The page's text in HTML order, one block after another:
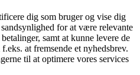
dig som bruger og vise dig
for at være relevante
samt at kunne levere de
at fremsende et nyhedsbrev.
til at optimere vores services